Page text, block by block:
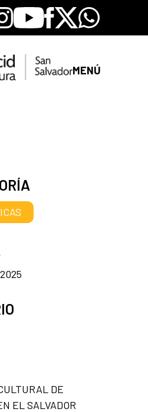
YoutubeFacebook
X Whatsapp
MENÚ
DE
EL SALVADOR